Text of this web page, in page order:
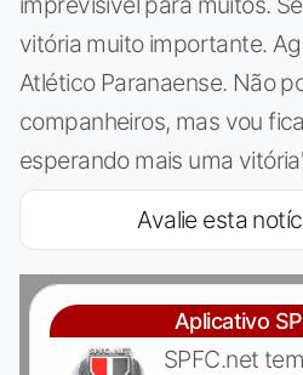
vitória muito importante.
Atlético Paranaense. Não
companheiros, mas vou
esperando mais uma
Avalie esta
Aplicativo
SPFC.net